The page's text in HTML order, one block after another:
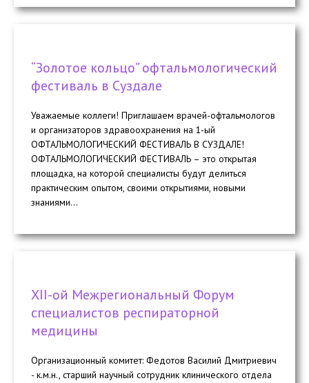
“Золотое кольцо” офтальмологический
фестиваль в Суздале
Уважаемые коллеги! Приглашаем врачей-офтальмологов
и организаторов здравоохранения на 1-ый
ОФТАЛЬМОЛОГИЧЕСКИЙ ФЕСТИВАЛЬ В СУЗДАЛЕ!
ОФТАЛЬМОЛОГИЧЕСКИЙ ФЕСТИВАЛЬ – это открытая
площадка, на которой специалисты будут делиться
практическим опытом, своими открытиями, новыми
знаниями...
ХII-ой Межрегиональный Форум
специалистов респираторной
медицины
Организационный комитет: Федотов Василий Дмитриевич
- к.м.н., старший научный сотрудник клинического отдела